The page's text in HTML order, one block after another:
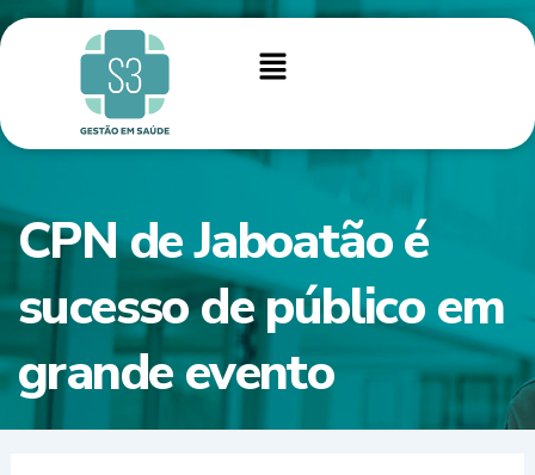
para
conteúdo
Menu
CPN de Jaboatão é
sucesso de público em
grande evento